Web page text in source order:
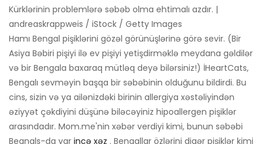
Kürklərinin problemlərə səbəb olma ehtimalı azdır. |
andreaskrappweis / iStock / Getty Images
Hamı Bengal pişiklərini gözəl görünüşlərinə görə sevir. (Bir
Asiya Bəbiri pişiyi ilə ev pişiyi yetişdirməklə meydana gəldilər
və bir Bengala baxaraq mütləq deyə bilərsiniz!) İHeartCats,
Bengalı sevməyin başqa bir səbəbinin olduğunu bildirdi. Bu
cins, sizin və ya ailənizdəki birinin allergiya xəstəliyindən
əziyyət çəkdiyini düşünə biləcəyiniz hipoallergen pişiklər
arasındadır. Mom.me'nin xəbər verdiyi kimi, bunun səbəbi
Begnals-da var incə xəz . Bengallar özlərini digər pişiklər kimi